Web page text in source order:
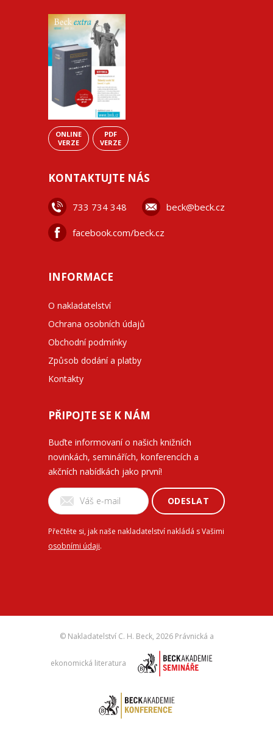
ONLINE
VERZE
PDF
VERZE
KONTAKTUJTE NÁS
733 734 348 beck@beck.cz
facebook.com/beck.cz
INFORMACE
O nakladatelství
Ochrana osobních údajů
Obchodní podmínky
Způsob dodání a platby
Kontakty
PŘIPOJTE SE K NÁM
Buďte informovaní o našich knižních
novinkách, seminářích, konferencích a
akčních nabídkách jako první!
ODESLAT
Přečtěte si, jak naše nakladatelství nakládá s Vašimi
osobními údaji.
© Nakladatelství C. H. Beck, 2026 Právnická a
ekonomická literatura